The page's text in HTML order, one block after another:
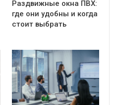
Раздвижные окна ПВХ:
где они удобны и когда
стоит выбрать